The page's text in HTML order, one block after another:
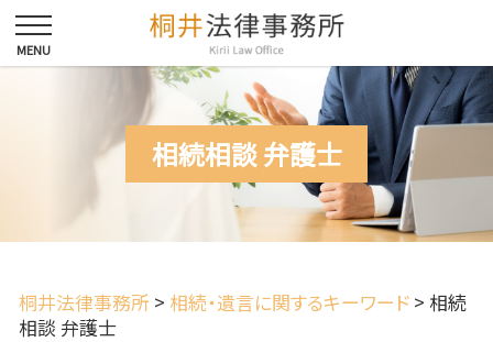
相続相談 弁護士
桐井法律事務所 > 相続・遺言に関するキーワード > 相続
相談 弁護士